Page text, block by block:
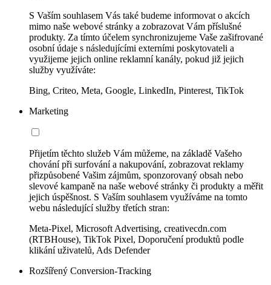
S Vaším souhlasem Vás také budeme informovat o akcích
mimo naše webové stránky a zobrazovat Vám příslušné
produkty. Za tímto účelem synchronizujeme Vaše zašifrované
osobní údaje s následujícími externími poskytovateli a
využijeme jejich online reklamní kanály, pokud již jejich
služby využíváte:
Bing, Criteo, Meta, Google, LinkedIn, Pinterest, TikTok
Marketing
Přijetím těchto služeb Vám můžeme, na základě Vašeho
chování při surfování a nakupování, zobrazovat reklamy
přizpůsobené Vašim zájmům, sponzorovaný obsah nebo
slevové kampaně na naše webové stránky či produkty a měřit
jejich úspěšnost. S Vaším souhlasem využíváme na tomto
webu následující služby třetích stran:
Meta-Pixel, Microsoft Advertising, creativecdn.com
(RTBHouse), TikTok Pixel, Doporučení produktů podle
klikání uživatelů, Ads Defender
Rozšířený Conversion-Tracking